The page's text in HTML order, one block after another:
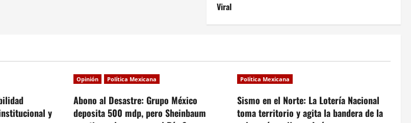
Viral
y
Opinión Política Mexicana
Abono al Desastre: Grupo México
deposita 500 mdp, pero Sheinbaum
Política Mexicana
Sismo en el Norte: La Lotería Nacional
toma territorio y agita la bandera de la